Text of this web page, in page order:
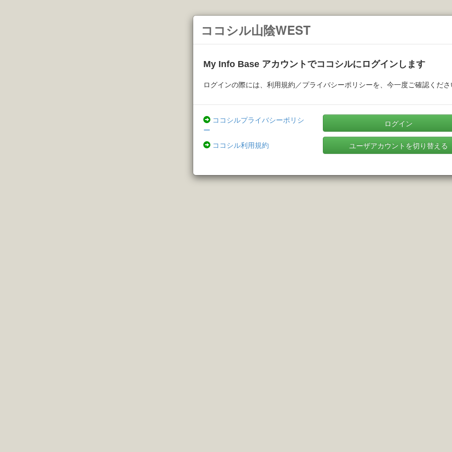
ココシル山陰WEST
My Info Base アカウントでココシルにログインします
ログインの際には、利用規約／プライバシーポリシーを、今一度ご確認くだ
ココシルプライバシーポリシ
ー
ココシル利用規約
ログイン
ユーザアカウントを切り替える